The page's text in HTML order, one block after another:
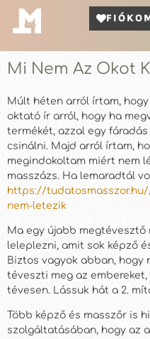
Mi Nem Az Okot
Múlt héten arról írtam,
oktató ír arról, hogy ha
termékét, azzal egy
csinálni. Majd arról írtam,
megindokoltam miért nem
masszázs. Ha lemaradtál
https://
nem-letezik
Ma egy újabb
leleplezni, amit sok képző
Biztos vagyok abban, hogy
téveszti meg az
tévesen. Lássuk hát a 2.
Több képző és masszőr is
szolgáltatásában, hogy az